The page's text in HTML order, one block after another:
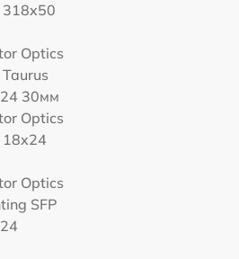
318x50
Optics
Taurus
30мм
Optics
18x24
Optics
SFP